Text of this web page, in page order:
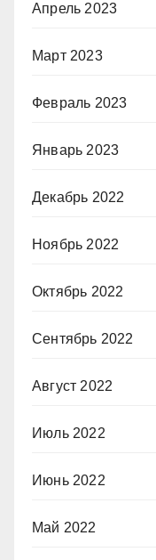
Апрель 2023
Март 2023
Февраль 2023
Январь 2023
Декабрь 2022
Ноябрь 2022
Октябрь 2022
Сентябрь 2022
Август 2022
Июль 2022
Июнь 2022
Май 2022